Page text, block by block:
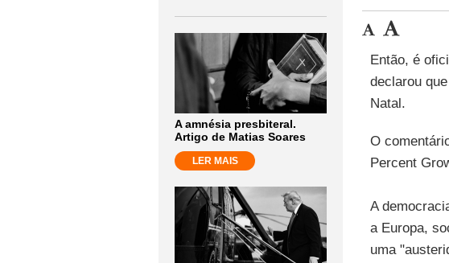
A amnésia presbiteral.
Artigo de Matias Soares
LER MAIS
Então, é
declarou
Natal.
O
Percent
A
a Europa,
uma